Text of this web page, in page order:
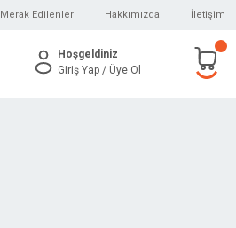
Merak Edilenler Hakkımızda İletişim
Hoşgeldiniz
Giriş Yap / Üye Ol